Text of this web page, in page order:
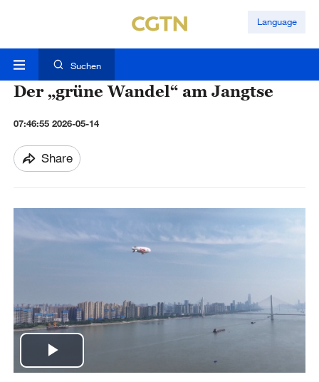
Language
Suchen
Der „grüne Wandel“ am Jangtse
07:46:55 2026-05-14
Share
P